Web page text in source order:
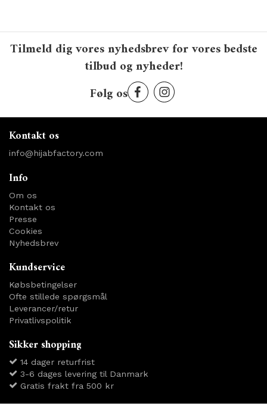
Tilmeld dig vores nyhedsbrev for vores bedste
tilbud og nyheder!
Følg os
Kontakt os
info@hijabfactory.com
Info
Om os
Kontakt os
Presse
Cookies
Nyhedsbrev
Kundservice
Købsbetingelser
Ofte stillede spørgsmål
Leverancer/retur
Privatlivspolitik
Sikker shopping
14 dager returfrist
3-6 dages levering til Danmark
Gratis frakt fra 500 kr